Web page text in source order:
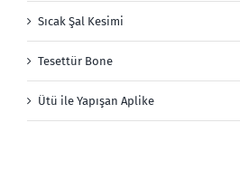
Sıcak Şal Kesimi
Tesettür Bone
Ütü ile Yapışan Aplike